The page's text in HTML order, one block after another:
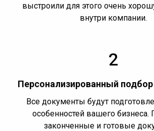
выстроили для этого очень
внутри компании.
2
Персонализированный
Все документы будут
особенностей вашего бизнеса.
законченные и готовые